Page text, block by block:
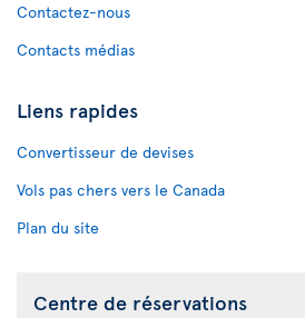
Contactez-nous
Contacts médias
Liens rapides
Convertisseur de devises
Vols pas chers vers le Canada
Plan du site
Centre de réservations